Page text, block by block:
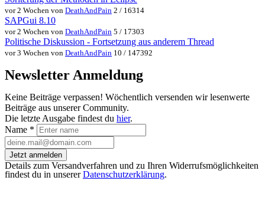
vor 2 Wochen von DeathAndPain 2 / 16314
SAPGui 8.10
vor 2 Wochen von DeathAndPain 5 / 17303
Politische Diskussion - Fortsetzung aus anderem Thread
vor 3 Wochen von DeathAndPain 10 / 147392
Newsletter Anmeldung
Keine Beiträge verpassen! Wöchentlich versenden wir lesenwerte
Beiträge aus unserer Community.
Die letzte Ausgabe findest du hier.
Name *
Jetzt anmelden
Details zum Versandverfahren und zu Ihren Widerrufsmöglichkeiten
findest du in unsererDatenschutzerklärung.